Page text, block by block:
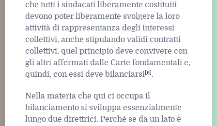
che tutti i sindacati liberamente costituiti
devono poter liberamente svolgere la loro
attività di rappresentanza degli interessi
collettivi, anche stipulando validi contratti
collettivi, quel principio deve convivere con
gli altri affermati dalle Carte fondamentali e,
quindi, con essi deve bilanciarsi [6] .
Nella materia che qui ci occupa il
bilanciamento si sviluppa essenzialmente
lungo due direttrici. Perché se da un lato è